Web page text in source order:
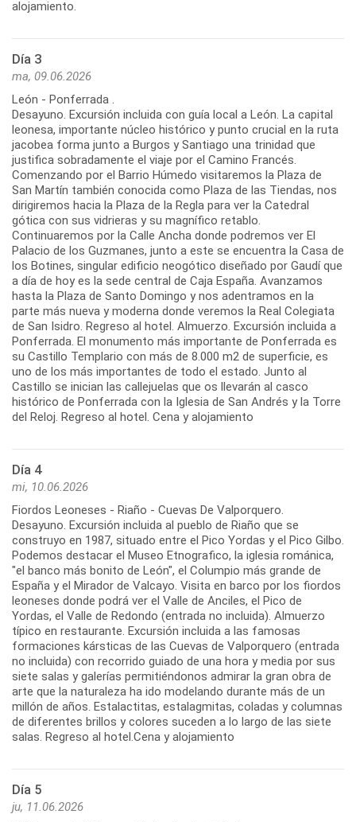
Día 3
ma, 09.06.2026
León - Ponferrada .
Desayuno. Excursión incluida con guía local a León. La capital
leonesa, importante núcleo histórico y punto crucial en la ruta
jacobea forma junto a Burgos y Santiago una trinidad que
justifica sobradamente el viaje por el Camino Francés.
Comenzando por el Barrio Húmedo visitaremos la Plaza de
San Martín también conocida como Plaza de las Tiendas, nos
dirigiremos hacia la Plaza de la Regla para ver la Catedral
gótica con sus vidrieras y su magnífico retablo.
Continuaremos por la Calle Ancha donde podremos ver El
Palacio de los Guzmanes, junto a este se encuentra la Casa de
los Botines, singular edificio neogótico diseñado por Gaudí que
a día de hoy es la sede central de Caja España. Avanzamos
hasta la Plaza de Santo Domingo y nos adentramos en la
parte más nueva y moderna donde veremos la Real Colegiata
de San Isidro. Regreso al hotel. Almuerzo. Excursión incluida a
Ponferrada. El monumento más importante de Ponferrada es
su Castillo Templario con más de 8.000 m2 de superficie, es
uno de los más importantes de todo el estado. Junto al
Castillo se inician las callejuelas que os llevarán al casco
histórico de Ponferrada con la Iglesia de San Andrés y la Torre
Día 4
mi, 10.06.2026
Fiordos Leoneses - Riaño - Cuevas De Valporquero.
Desayuno. Excursión incluida al pueblo de Riaño que se
construyo en 1987, situado entre el Pico Yordas y el Pico Gilbo.
Podemos destacar el Museo Etnografico, la iglesia románica,
"el banco más bonito de León", el Columpio más grande de
España y el Mirador de Valcayo. Visita en barco por los fiordos
leoneses donde podrá ver el Valle de Anciles, el Pico de
Yordas, el Valle de Redondo (entrada no incluida). Almuerzo
típico en restaurante. Excursión incluida a las famosas
formaciones kársticas de las Cuevas de Valporquero (entrada
no incluida) con recorrido guiado de una hora y media por sus
siete salas y galerías permitiéndonos admirar la gran obra de
arte que la naturaleza ha ido modelando durante más de un
millón de años. Estalactitas, estalagmitas, coladas y columnas
de diferentes brillos y colores suceden a lo largo de las siete
Día 5
ju, 11.06.2026